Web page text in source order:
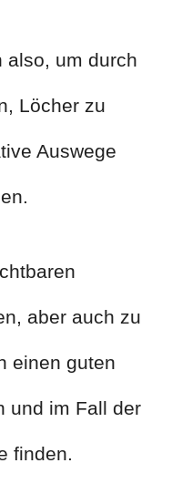
also, um durch
Löcher zu
Auswege
aber auch zu
einen guten
und im Fall der
finden.